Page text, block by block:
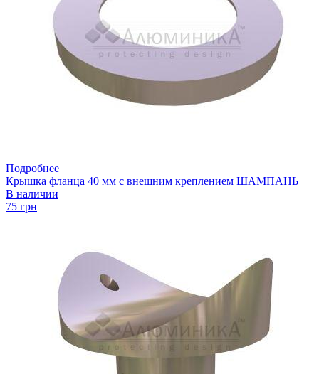
Подробнее
Крышка фланца 40 мм с внешним креплением ШАМПАНЬ
В наличии
75 грн